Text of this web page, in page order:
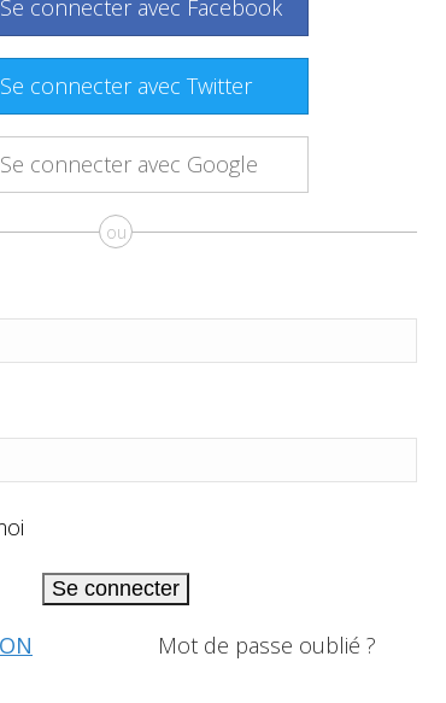
Se connecter avec Facebook
Se connecter avec Twitter
Se connecter avec Google
ou
Se connecter
Mot de passe oublié ?